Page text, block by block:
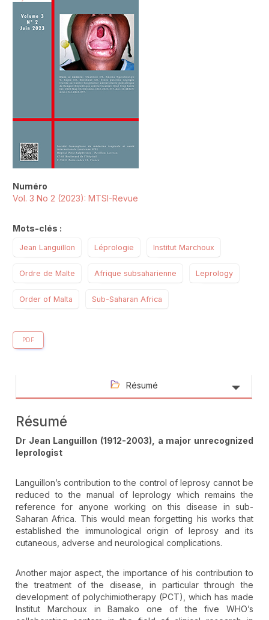
Numéro
Vol. 3 No 2 (2023): MTSI-Revue
Mots-clés :
Jean Languillon Léprologie Institut Marchoux
Ordre de Malte Afrique subsaharienne Leprology
Order of Malta Sub-Saharan Africa
PDF
Résumé
Résumé
Dr Jean Languillon (1912-2003), a major unrecognized
leprologist
Languillon’s contribution to the control of leprosy cannot be
reduced to the manual of leprology which remains the
reference for anyone working on this disease in sub-
Saharan Africa. This would mean forgetting his works that
established the immunological origin of leprosy and its
cutaneous, adverse and neurological complications.
Another major aspect, the importance of his contribution to
the treatment of the disease, in particular through the
development of polychimiotherapy (PCT), which has made
Institut Marchoux in Bamako one of the five WHO’s